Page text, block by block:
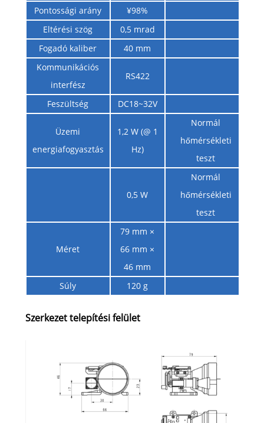
Pontossági arány
¥98%
Eltérési szög
0,5 mrad
Fogadó kaliber
40 mm
Kommunikációs
interfész
RS422
Feszültség DC18~32V
Üzemi
energiafogyasztás
1,2 W (@ 1
Hz)
Normál
hőmérsékleti
teszt
0,5 W
Normál
hőmérsékleti
teszt
Méret
79 mm ×
66 mm ×
46 mm
Súly
120 g
Szerkezet telepítési felület